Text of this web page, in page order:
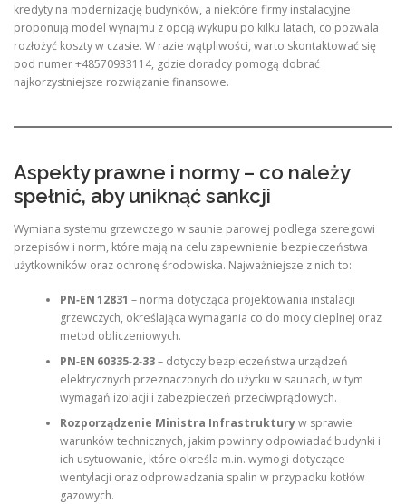
kredyty na modernizację budynków, a niektóre firmy instalacyjne
proponują model wynajmu z opcją wykupu po kilku latach, co pozwala
rozłożyć koszty w czasie. W razie wątpliwości, warto skontaktować się
pod numer +48570933114, gdzie doradcy pomogą dobrać
najkorzystniejsze rozwiązanie finansowe.
Aspekty prawne i normy – co należy
spełnić, aby uniknąć sankcji
Wymiana systemu grzewczego w saunie parowej podlega szeregowi
przepisów i norm, które mają na celu zapewnienie bezpieczeństwa
użytkowników oraz ochronę środowiska. Najważniejsze z nich to:
PN‑EN 12831 – norma dotycząca projektowania instalacji
grzewczych, określająca wymagania co do mocy cieplnej oraz
metod obliczeniowych.
PN‑EN 60335‑2‑33– dotyczy bezpieczeństwa urządzeń
elektrycznych przeznaczonych do użytku w saunach, w tym
wymagań izolacji i zabezpieczeń przeciwprądowych.
Rozporządzenie Ministra Infrastrukturyw sprawie
warunków technicznych, jakim powinny odpowiadać budynki i
ich usytuowanie, które określa m.in. wymogi dotyczące
wentylacji oraz odprowadzania spalin w przypadku kotłów
gazowych.